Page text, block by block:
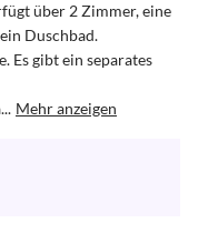
über 2 Zimmer, eine
Duschbad.
Es gibt ein separates
Mehr anzeigen